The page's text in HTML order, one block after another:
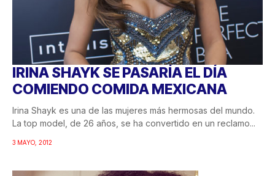
IRINA SHAYK SE PASARÍA EL DÍA
COMIENDO COMIDA MEXICANA
Irina Shayk es una de las mujeres más hermosas del mundo.
La top model, de 26 años, se ha convertido en un reclamo...
3 MAYO, 2012